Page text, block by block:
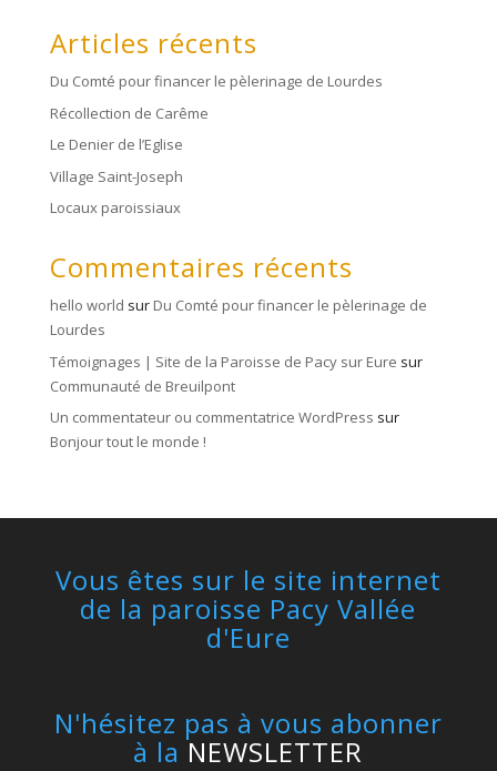
Articles récents
Du Comté pour financer le pèlerinage de Lourdes
Récollection de Carême
Le Denier de l’Eglise
Village Saint-Joseph
Locaux paroissiaux
Commentaires récents
hello world sur Du Comté pour financer le pèlerinage de
Lourdes
Témoignages | Site de la Paroisse de Pacy sur Eure sur
Communauté de Breuilpont
Un commentateur ou commentatrice WordPress sur
Bonjour tout le monde !
Vous êtes sur le site internet
de la paroisse Pacy Vallée
d'Eure
N'hésitez pas à vous abonner
à laNEWSLETTER